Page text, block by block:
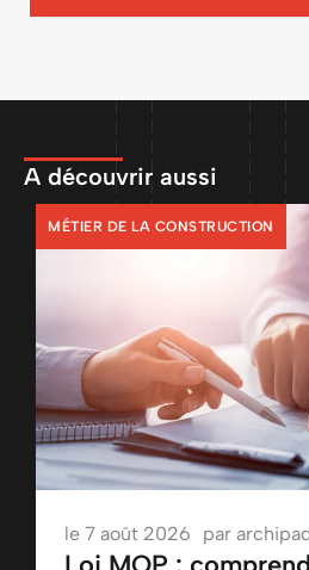
A découvrir aussi
MÉTIER DE LA CONSTRUCTION
le 7 août 2026 par